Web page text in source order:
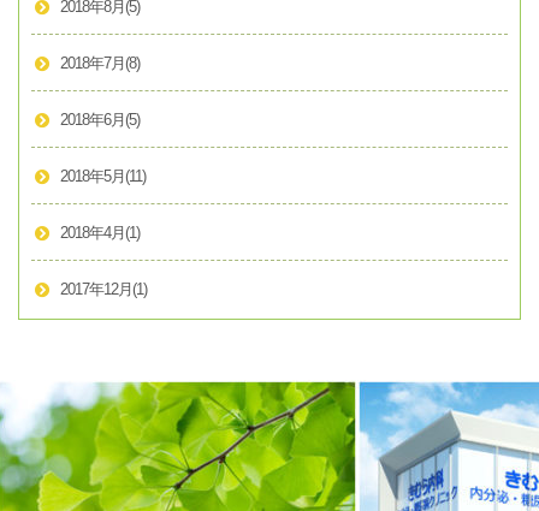
2018年8月 (5)
2018年7月 (8)
2018年6月 (5)
2018年5月 (11)
2018年4月 (1)
2017年12月 (1)